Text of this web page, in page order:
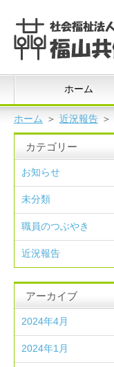
ホーム
ホーム ＞ 近況報告 ＞
カテゴリー
お知らせ
未分類
職員のつぶやき
近況報告
アーカイブ
2024年4月
2024年1月